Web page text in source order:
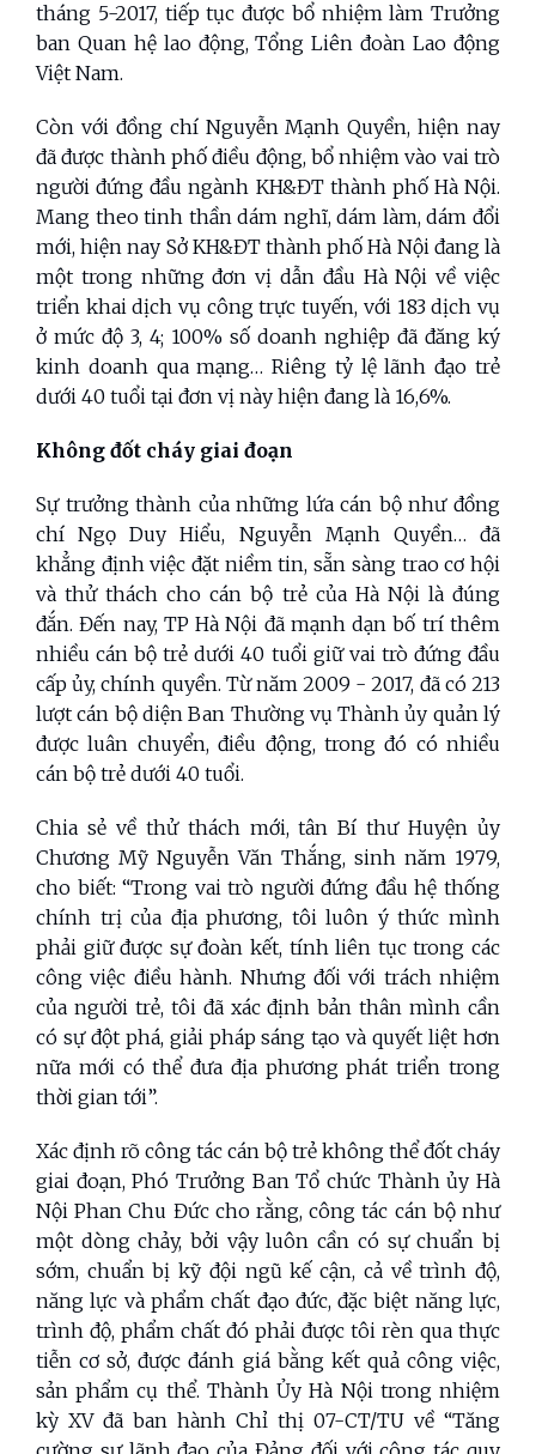
tháng 5-2017, tiếp tục được bổ nhiệm làm Trưởng
ban Quan hệ lao động, Tổng Liên đoàn Lao động
Việt Nam.
Còn với đồng chí Nguyễn Mạnh Quyền, hiện nay
đã được thành phố điều động, bổ nhiệm vào vai trò
người đứng đầu ngành KH&ĐT thành phố Hà Nội.
Mang theo tinh thần dám nghĩ, dám làm, dám đổi
mới, hiện nay Sở KH&ĐT thành phố Hà Nội đang là
một trong những đơn vị dẫn đầu Hà Nội về việc
triển khai dịch vụ công trực tuyến, với 183 dịch vụ
ở mức độ 3, 4; 100% số doanh nghiệp đã đăng ký
kinh doanh qua mạng… Riêng tỷ lệ lãnh đạo trẻ
dưới 40 tuổi tại đơn vị này hiện đang là 16,6%.
Không đốt cháy giai đoạn
Sự trưởng thành của những lứa cán bộ như đồng
chí Ngọ Duy Hiểu, Nguyễn Mạnh Quyền… đã
khẳng định việc đặt niềm tin, sẵn sàng trao cơ hội
và thử thách cho cán bộ trẻ của Hà Nội là đúng
đắn. Đến nay, TP Hà Nội đã mạnh dạn bố trí thêm
nhiều cán bộ trẻ dưới 40 tuổi giữ vai trò đứng đầu
cấp ủy, chính quyền. Từ năm 2009 - 2017, đã có 213
lượt cán bộ diện Ban Thường vụ Thành ủy quản lý
được luân chuyển, điều động, trong đó có nhiều
cán bộ trẻ dưới 40 tuổi.
Chia sẻ về thử thách mới, tân Bí thư Huyện ủy
Chương Mỹ Nguyễn Văn Thắng, sinh năm 1979,
cho biết: “Trong vai trò người đứng đầu hệ thống
chính trị của địa phương, tôi luôn ý thức mình
phải giữ được sự đoàn kết, tính liên tục trong các
công việc điều hành. Nhưng đối với trách nhiệm
của người trẻ, tôi đã xác định bản thân mình cần
có sự đột phá, giải pháp sáng tạo và quyết liệt hơn
nữa mới có thể đưa địa phương phát triển trong
thời gian tới”.
Xác định rõ công tác cán bộ trẻ không thể đốt cháy
giai đoạn, Phó Trưởng Ban Tổ chức Thành ủy Hà
Nội Phan Chu Đức cho rằng, công tác cán bộ như
một dòng chảy, bởi vậy luôn cần có sự chuẩn bị
sớm, chuẩn bị kỹ đội ngũ kế cận, cả về trình độ,
năng lực và phẩm chất đạo đức, đặc biệt năng lực,
trình độ, phẩm chất đó phải được tôi rèn qua thực
tiễn cơ sở, được đánh giá bằng kết quả công việc,
sản phẩm cụ thể. Thành Ủy Hà Nội trong nhiệm
kỳ XV đã ban hành Chỉ thị 07-CT/TU về “Tăng